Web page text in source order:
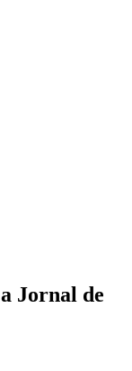
Jornal de